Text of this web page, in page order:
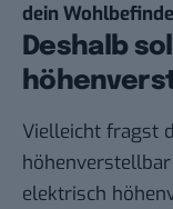
dein
Deshalb
Vielleicht fragst
elektrisch